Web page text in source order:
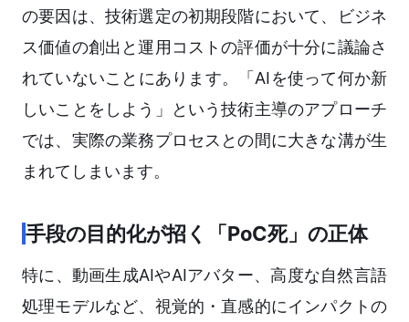
の要因は、技術選定の初期段階において、ビジネ
ス価値の創出と運用コストの評価が十分に議論さ
れていないことにあります。「AIを使って何か新
しいことをしよう」という技術主導のアプローチ
では、実際の業務プロセスとの間に大きな溝が生
まれてしまいます。
手段の目的化が招く「PoC死」の正体
特に、動画生成AIやAIアバター、高度な自然言語
処理モデルなど、視覚的・直感的にインパクトの